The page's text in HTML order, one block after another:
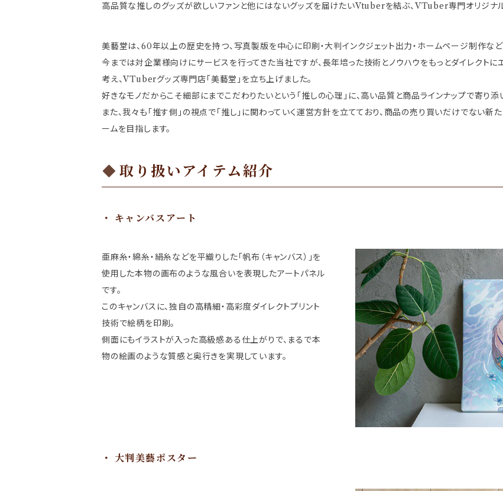
高品質な推しのグッズが欲しいファンと他にはないグッズを届けたいVtuberを結ぶ、VTuber専門オリジナル
美藝堂は、60年以上の歴史を持つ、写真製版を中心に印刷・大判インクジェット出力・ホームページ制作な
今までは対企業様向けにサービスを行ってきた当社ですが、長年培った技術とノウハウをもっとダイレクト
考え、VTuberグッズ専門店「美藝堂」を立ち上げました。
好きなモノだからこそ細部にまでこだわりたいという「推しの心理」に、高い品質と商品ラインナップで寄り添
また、我々も「推す側」の視点で「推し」に関わっていく運営方針を立てており、商品の売り買いだけでない新
ームを目指します。
取り扱いアイテム紹介
キャンバスアート
亜麻糸・綿糸・絹糸などを平織りした「帆布（キャンバス）」を
使用した本物の画布のような風合いを表現したアートパネル
です。
このキャンバスに、独自の高精細・高彩度ダイレクトプリント
技術で絵柄を印刷。
側面にもイラストが入った高級感ある仕上がりで、まるで本
物の絵画のような質感と奥行きを実現しています。
大判美藝ポスター